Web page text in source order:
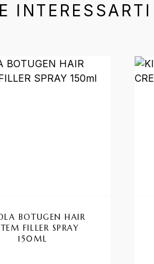
INTERESSARTI
BOTUGEN HAIR
FILLER SPRAY
150ML